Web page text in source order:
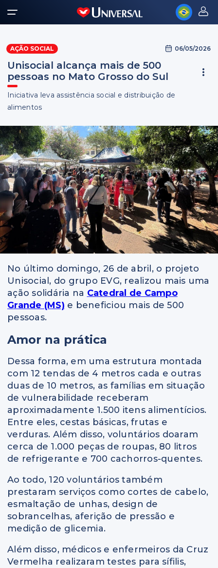
AÇÃO SOCIAL 06/05/2026
Unisocial alcança mais de 500
pessoas no Mato Grosso do Sul
Iniciativa leva assistência social e distribuição de
alimentos
No último domingo, 26 de abril, o projeto
Unisocial, do grupo EVG, realizou mais uma
ação solidária na Catedral de Campo
Grande (MS) e beneficiou mais de 500
pessoas.
Amor na prática
Dessa forma, em uma estrutura montada
com 12 tendas de 4 metros cada e outras
duas de 10 metros, as famílias em situação
de vulnerabilidade receberam
aproximadamente 1.500 itens alimentícios.
Entre eles, cestas básicas, frutas e
verduras. Além disso, voluntários doaram
cerca de 1.000 peças de roupas, 80 litros
de refrigerante e 700 cachorros-quentes.
Ao todo, 120 voluntários também
prestaram serviços como cortes de cabelo,
esmaltação de unhas, design de
sobrancelhas, aferição de pressão e
medição de glicemia.
Além disso, médicos e enfermeiros da Cruz
Vermelha realizaram testes para sífilis,